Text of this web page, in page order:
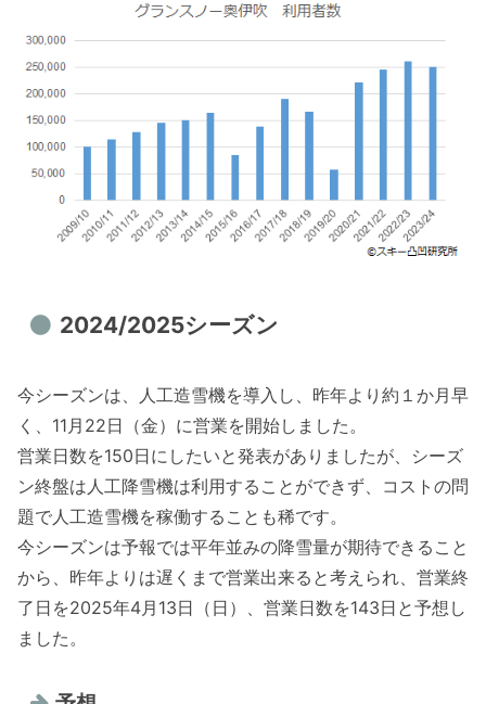
2024/2025シーズン
今シーズンは、人工造雪機を導入し、昨年より約１か月早
く、11月22日（金）に営業を開始しました。
営業日数を150日にしたいと発表がありましたが、シーズ
ン終盤は人工降雪機は利用することができず、コストの問
題で人工造雪機を稼働することも稀です。
今シーズンは予報では平年並みの降雪量が期待できること
から、昨年よりは遅くまで営業出来ると考えられ、営業終
了日を2025年4月13日（日）、営業日数を143日と予想し
ました。